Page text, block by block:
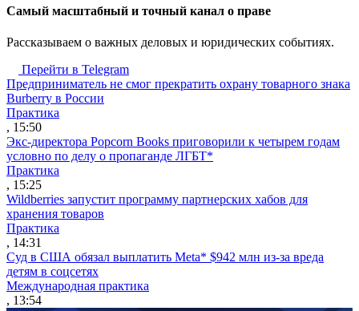
Cамый масштабный и точный канал о праве
Рассказываем о важных деловых и юридических событиях.
Перейти в Telegram
Предприниматель не смог прекратить охрану товарного знака
Burberry в России
Практика
, 15:50
Экс-директора Popcorn Books приговорили к четырем годам
условно по делу о пропаганде ЛГБТ*
Практика
, 15:25
Wildberries запустит программу партнерских хабов для
хранения товаров
Практика
, 14:31
Суд в США обязал выплатить Meta* $942 млн из-за вреда
детям в соцсетях
Международная практика
, 13:54